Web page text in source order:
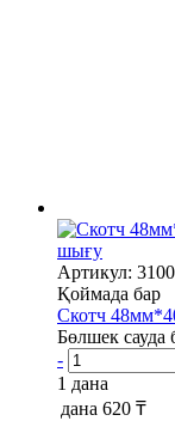
шығу
Артикул:
Қоймада бар
Скотч
Бөлшек сауда
-
1 дана
дана 620 ₸